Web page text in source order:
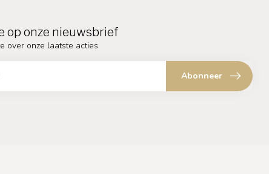
op onze nieuwsbrief
over onze laatste acties
Abonneer